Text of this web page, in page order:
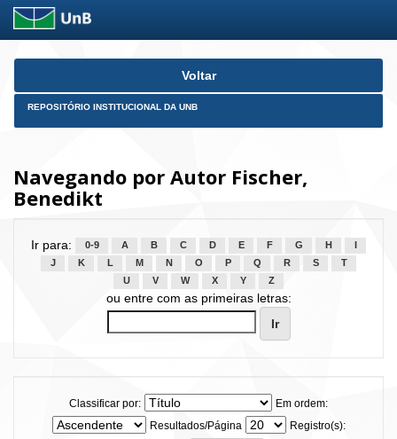
Skip
Voltar
REPOSITÓRIO INSTITUCIONAL DA UNB
Navegando por Autor Fischer,
Benedikt
Ir para: 0-9 A B C D E F G H
J
K L M N O P Q R S
T
U
V W X Y Z
ou entre com as primeiras letras:
Classificar por:
Em ordem:
Resultados/Página
Registro(s):